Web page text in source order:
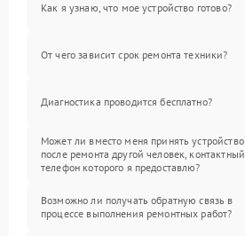
Как я узнаю, что мое устройство готово?
От чего зависит срок ремонта техники?
Диагностика проводится бесплатно?
Может ли вместо меня принять устройство
после ремонта другой человек, контактный
телефон которого я предоставлю?
Возможно ли получать обратную связь в
процессе выполнения ремонтных работ?